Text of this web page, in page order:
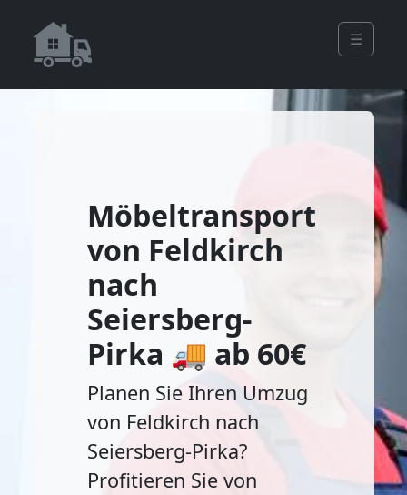
☰
Möbeltransport
von Feldkirch
nach
Seiersberg-
Pirka 🚚 ab 60€
Planen Sie Ihren Umzug
von Feldkirch nach
Seiersberg-Pirka?
Profitieren Sie von